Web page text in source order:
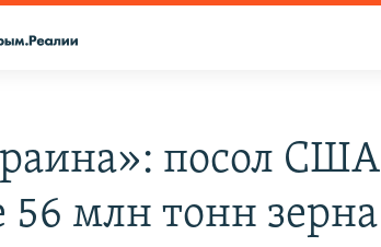
посол США
56 млн тонн зерна